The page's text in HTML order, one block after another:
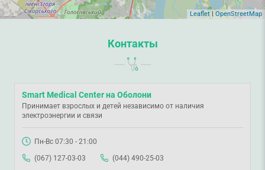
Leaflet| OpenStreetMap
Контакты
Smart Medical Center на Оболони
Принимает взрослых и детей независимо от наличия
электроэнергии и связи
Пн-Вс 07:30 - 21:00
(067) 127-03-03
(044) 490-25-03